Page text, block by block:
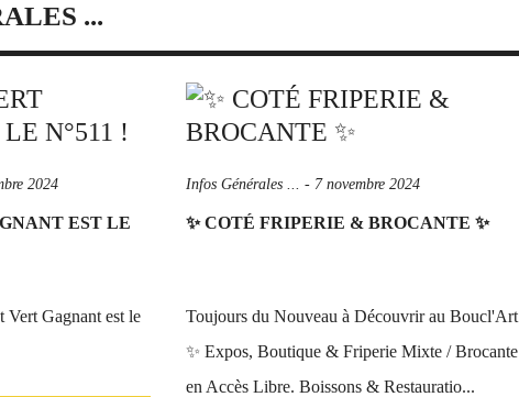
...
2024
EST LE
Gagnant est le
Infos Générales ... - 7 novembre 2024
✨️ COTÉ FRIPERIE & BROCANTE ✨️
Toujours du Nouveau à Découvrir au Boucl'Art
✨️ Expos, Boutique & Friperie Mixte / Brocante
en Accès Libre. Boissons & Restauratio...